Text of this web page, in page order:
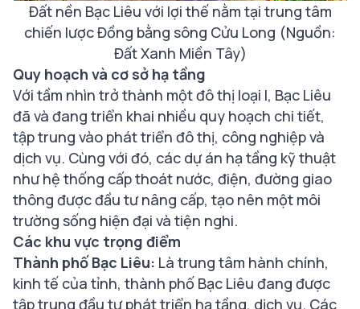
Đất nền Bạc Liêu với lợi thế nằm tại trung tâm
chiến lược Đồng bằng sông Cửu Long (Nguồn:
Đất Xanh Miền Tây)
Quy hoạch và cơ sở hạ tầng
Với tầm nhìn trở thành một đô thị loại I, Bạc Liêu
đã và đang triển khai nhiều quy hoạch chi tiết,
tập trung vào phát triển đô thị, công nghiệp và
dịch vụ. Cùng với đó, các dự án hạ tầng kỹ thuật
như hệ thống cấp thoát nước, điện, đường giao
thông được đầu tư nâng cấp, tạo nên một môi
trường sống hiện đại và tiện nghi.
Các khu vực trọng điểm
Thành phố Bạc Liêu: Là trung tâm hành chính,
kinh tế của tỉnh, thành phố Bạc Liêu đang được
tập trung đầu tư phát triển hạ tầng, dịch vụ. Các